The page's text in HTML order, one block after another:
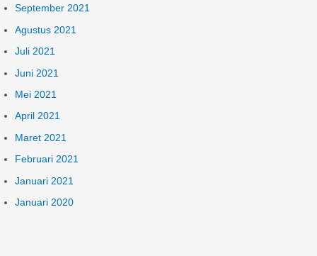
September 2021
Agustus 2021
Juli 2021
Juni 2021
Mei 2021
April 2021
Maret 2021
Februari 2021
Januari 2021
Januari 2020